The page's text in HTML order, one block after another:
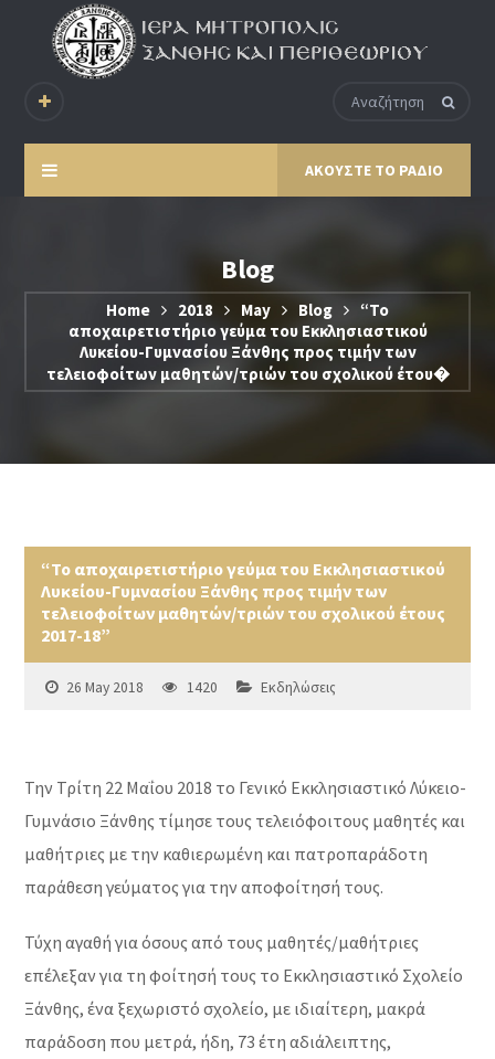
ΑΚΟΥΣΤΕ ΤΟ ΡΑΔΙΟ
Blog
Home 2018 May Blog
“Το
αποχαιρετιστήριο γεύμα του Εκκλησιαστικού
Λυκείου-Γυμνασίου Ξάνθης προς τιμήν των
τελειοφοίτων μαθητών/τριών του σχολικού έτου�
“Το αποχαιρετιστήριο γεύμα του Εκκλησιαστικού
Λυκείου-Γυμνασίου Ξάνθης προς τιμήν των
τελειοφοίτων μαθητών/τριών του σχολικού έτους
2017-18”
26 May 2018 1420 Εκδηλώσεις
Την Τρίτη 22 Μαΐου 2018 το Γενικό Εκκλησιαστικό Λύκειο-
Γυμνάσιο Ξάνθης τίμησε τους τελειόφοιτους μαθητές και
μαθήτριες με την καθιερωμένη και πατροπαράδοτη
παράθεση γεύματος για την αποφοίτησή τους.
Τύχη αγαθή για όσους από τους μαθητές/μαθήτριες
επέλεξαν για τη φοίτησή τους το Εκκλησιαστικό Σχολείο
Ξάνθης, ένα ξεχωριστό σχολείο, με ιδιαίτερη, μακρά
παράδοση που μετρά, ήδη, 73 έτη αδιάλειπτης,